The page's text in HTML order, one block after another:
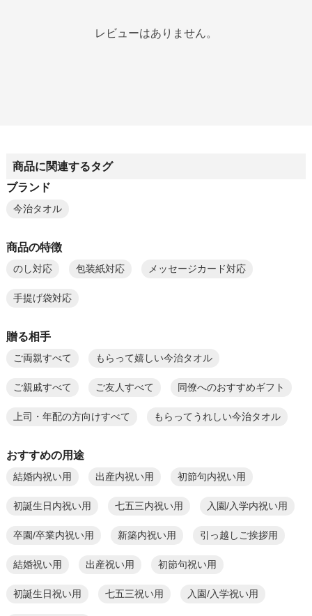
レビューはありません。
商品に関連するタグ
ブランド
今治タオル
商品の特徴
のし対応 包装紙対応 メッセージカード対応
手提げ袋対応
贈る相手
ご両親すべて もらって嬉しい今治タオル
ご親戚すべて ご友人すべて 同僚へのおすすめギフト
上司・年配の方向けすべて もらってうれしい今治タオル
おすすめの用途
結婚内祝い用 出産内祝い用 初節句内祝い用
初誕生日内祝い用 七五三内祝い用 入園/入学内祝い用
卒園/卒業内祝い用 新築内祝い用 引っ越しご挨拶用
結婚祝い用 出産祝い用 初節句祝い用
初誕生日祝い用 七五三祝い用 入園/入学祝い用